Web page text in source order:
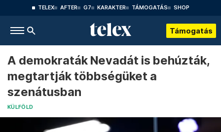
TELEX AFTER G7 KARAKTER TÁMOGATÁS SHOP
Támogatás
A demokraták Nevadát is behúzták,
megtartják többségüket a
szenátusban
KÜLFÖLD